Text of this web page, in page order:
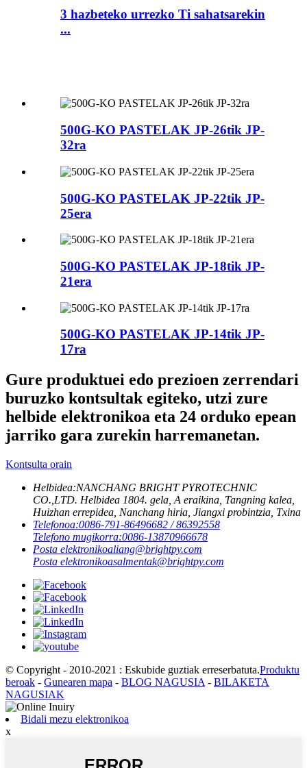
3 hazbeteko urrezko Ti sahatsarekin
...
500G-KO PASTELAK JP-26tik JP-
32ra
500G-KO PASTELAK JP-22tik JP-
25era
500G-KO PASTELAK JP-18tik JP-
21era
500G-KO PASTELAK JP-14tik JP-
17ra
Gure produktuei edo prezioen zerrendari
buruzko kontsultak egiteko, utzi zure
helbide elektronikoa eta 24 orduko epean
jarriko gara zurekin harremanetan.
Kontsulta orain
Helbidea:NANCHANG BRIGHT PYROTECHNIC
CO.,LTD. Helbidea 1804. gela, A eraikina, Tangning kalea,
Huizhan errepidea, Nanchang hiria, Jiangxi probintzia, Txina
Telefonoa:0086-791-86496682 / 86392558
Telefono mugikorra:0086-13870966678
Posta elektronikoaliang@brightpy.com
Posta elektronikoasalmentak@brightpy.com
© Copyright - 2010-2021 : Eskubide guztiak erreserbatuta.Produktu
beroak - Gunearen mapa - BLOG NAGUSIA - BILAKETA
NAGUSIAK
Bidali mezu elektronikoa
x